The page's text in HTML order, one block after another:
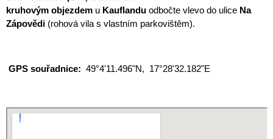
kruhovým objezdem u Kauflandu odbočte vlevo do ulice Na
Zápovědi (rohová vila s vlastním parkovištěm).
GPS souřadnice: 49°4'11.496"N, 17°28'32.182"E